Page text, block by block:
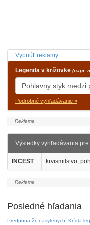
Vypnúť reklamy
Legenda v krížovke (napr.
Podrobné vyhľadávanie »
Výsledky vyhľadávania pre
INCEST krvismilstvo,
Posledné hľadania
Predpona ž) nasytenych Krídla